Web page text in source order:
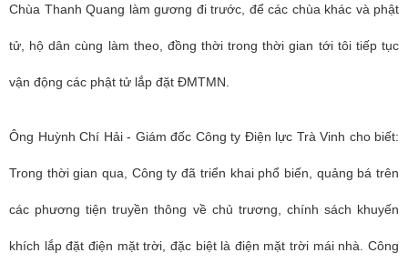
Chùa Thanh Quang làm gương đi trước, để các chùa khác và phật
tử, hộ dân cùng làm theo, đồng thời trong thời gian tới tôi tiếp tục
vận động các phật tử lắp đặt ĐMTMN.
Ông Huỳnh Chí Hải - Giám đốc Công ty Điện lực Trà Vinh cho biết:
Trong thời gian qua, Công ty đã triển khai phổ biến, quảng bá trên
các phương tiện truyền thông về chủ trương, chính sách khuyến
khích lắp đặt điện mặt trời, đặc biệt là điện mặt trời mái nhà. Công